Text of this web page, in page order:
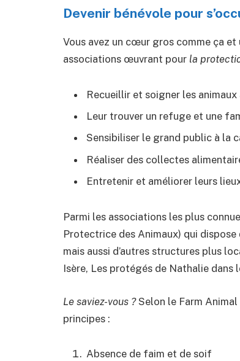
Devenir bénévole pour
Vous avez un cœur gros comme ça et
associations œuvrant pour la
Recueillir et soigner les
Leur trouver un refuge et une
Sensibiliser le grand public à la
Réaliser des collectes
Entretenir et améliorer leurs
Parmi les associations les plus
Protectrice des Animaux) qui
mais aussi d’autres structures plus
Isère, Les protégés de Nathalie dans
Le saviez-vous ?Selon le Farm
principes :
Absence de faim et de soif